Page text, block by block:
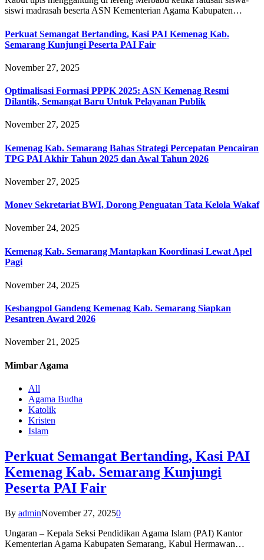
siswi madrasah beserta ASN Kementerian Agama Kabupaten…
Perkuat Semangat Bertanding, Kasi PAI Kemenag Kab.
Semarang Kunjungi Peserta PAI Fair
November 27, 2025
Optimalisasi Formasi PPPK 2025: ASN Kemenag Resmi
Dilantik, Semangat Baru Untuk Pelayanan Publik
November 27, 2025
Kemenag Kab. Semarang Bahas Strategi Percepatan Pencairan
TPG PAI Akhir Tahun 2025 dan Awal Tahun 2026
November 27, 2025
Monev Sekretariat BWI, Dorong Penguatan Tata Kelola Wakaf
November 24, 2025
Kemenag Kab. Semarang Mantapkan Koordinasi Lewat Apel
Pagi
November 24, 2025
Kesbangpol Gandeng Kemenag Kab. Semarang Siapkan
Pesantren Award 2026
November 21, 2025
Mimbar Agama
All
Agama Budha
Katolik
Kristen
Islam
Perkuat Semangat Bertanding, Kasi PAI
Kemenag Kab. Semarang Kunjungi
Peserta PAI Fair
By adminNovember 27, 20250
Ungaran – Kepala Seksi Pendidikan Agama Islam (PAI) Kantor
Kementerian Agama Kabupaten Semarang, Kabul Hermawan…